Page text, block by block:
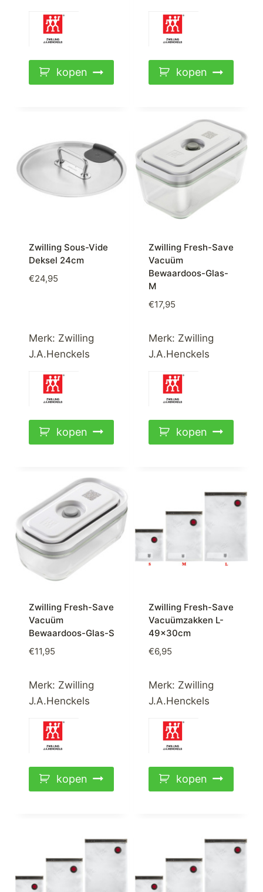
kopen kopen
Zwilling Sous-Vide
Deksel 24cm
€24,95
Merk: Zwilling
J.A.Henckels
kopen
Zwilling Fresh-Save
Vacuüm
Bewaardoos-Glas-
M
€17,95
Merk: Zwilling
J.A.Henckels
kopen
Zwilling Fresh-Save
Vacuüm
Bewaardoos-Glas-S
€11,95
Merk: Zwilling
J.A.Henckels
kopen
Zwilling Fresh-Save
Vacuümzakken L-
49x30cm
€6,95
Merk: Zwilling
J.A.Henckels
kopen